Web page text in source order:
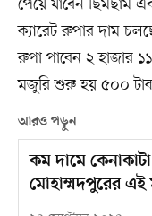
পেয়ে যাবেন ছিমছাম
ক্যারেট রুপার দাম
রুপা পাবেন ২ হাজার
মজুরি শুরু হয় ৫০০
আরও পড়ুন
কম দামে
মোহাম্মদপুরের এই